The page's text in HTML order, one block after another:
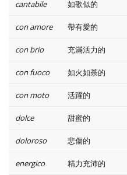
cantabile 如歌似的
con amore 帶有愛的
con brio 充滿活力的
con fuoco 如火如荼的
con moto 活躍的
dolce 甜蜜的
doloroso 悲傷的
energico 精力充沛的